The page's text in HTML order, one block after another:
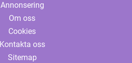
Annonsering
Om oss
Cookies
Kontakta oss
Sitemap